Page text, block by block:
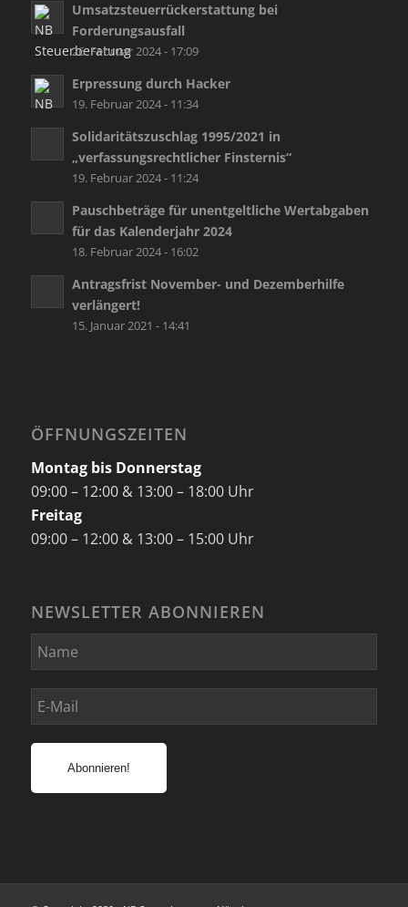
Umsatzsteuerrückerstattung bei
Forderungsausfall
26. Februar 2024 - 17:09
Erpressung durch Hacker
19. Februar 2024 - 11:34
Solidaritätszuschlag 1995/2021 in
„verfassungsrechtlicher Finsternis“
19. Februar 2024 - 11:24
Pauschbeträge für unentgeltliche Wertabgaben
für das Kalenderjahr 2024
18. Februar 2024 - 16:02
Antragsfrist November- und Dezemberhilfe
verlängert!
15. Januar 2021 - 14:41
ÖFFNUNGSZEITEN
Montag bis Donnerstag
09:00 – 12:00 & 13:00 – 18:00 Uhr
Freitag
09:00 – 12:00 & 13:00 – 15:00 Uhr
NEWSLETTER ABONNIEREN